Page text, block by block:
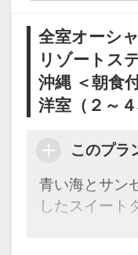
「空室照会結
さい。
【９０日前ま
割引がござい
ご宿泊の９０
ると
１泊につきお
全室オーシ
リゾートス
沖縄 ＜朝食
洋室（２～４
このプラ
青い海とサン
したスイート